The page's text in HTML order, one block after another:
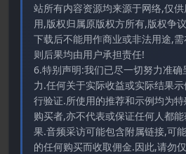
站所有内容资源均来源于网络,仅
用,版权归属原版权方所有,版权争
下载后不能用作商业或非法用途,
则后果均由用户承担责任!
6.特别声明:我们已尽一切努力准
力.任何关于实际收益或实际结果
行验证.所使用的推荐和示例均为
购买者,亦不代表或保证任何人都
果.音频采访可能包含附属链接,可
的任何购买而收取佣金.因此,请勿